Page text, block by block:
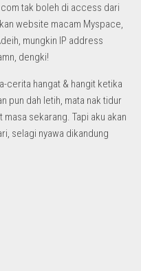
tak boleh di access dari
website macam Myspace,
mungkin IP address
dengki!
cerita hangat & hangit ketika
pun dah letih, mata nak tidur
sekarang. Tapi aku akan
selagi nyawa dikandung